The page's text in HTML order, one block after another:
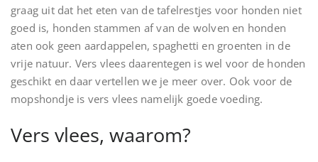
graag uit dat het eten van de tafelrestjes voor honden niet
goed is, honden stammen af van de wolven en honden
aten ook geen aardappelen, spaghetti en groenten in de
vrije natuur. Vers vlees daarentegen is wel voor de honden
geschikt en daar vertellen we je meer over. Ook voor de
mopshondje is vers vlees namelijk goede voeding.
Vers vlees, waarom?